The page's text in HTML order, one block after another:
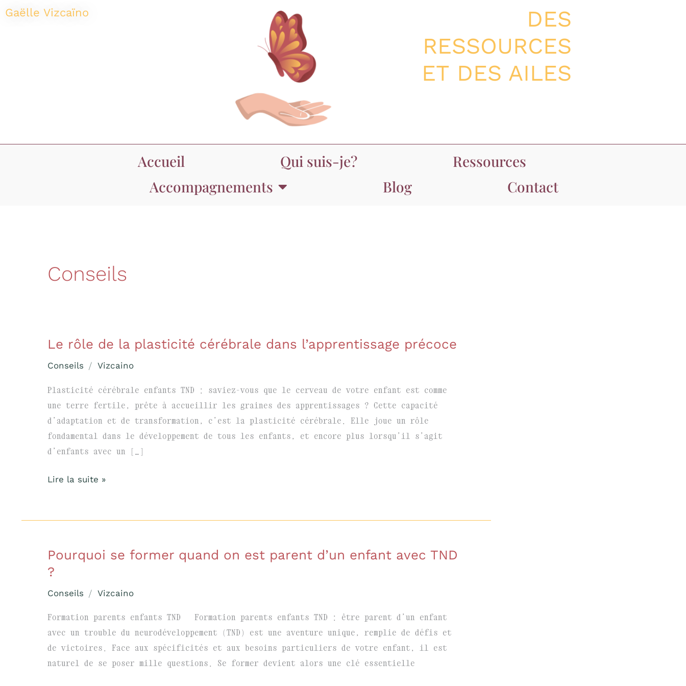
AllerGaëlle Vizcaïno
DES
RESSOURCES
ET DES AILES
Accueil Qui suis-je?
Ressources
Accompagnements
Blog Contact
Conseils
Le rôle de la plasticité cérébrale dans l’apprentissage précoce
Conseils / Vizcaino
Plasticité cérébrale enfants TND : saviez-vous que le cerveau de votre enfant est comme
une terre fertile, prête à accueillir les graines des apprentissages ? Cette capacité
d’adaptation et de transformation, c’est la plasticité cérébrale. Elle joue un rôle
fondamental dans le développement de tous les enfants, et encore plus lorsqu’il s’agit
d’enfants avec un […]
Le
la
plasticité
cérébrale
dans
l’apprentissage
Lire la suite »
Pourquoi se former quand on est parent d’un enfant avec TND
?
Conseils / Vizcaino
Formation parents enfants TND Formation parents enfants TND : être parent d’un enfant
avec un trouble du neurodéveloppement (TND) est une aventure unique, remplie de défis et
de victoires. Face aux spécificités et aux besoins particuliers de votre enfant, il est
naturel de se poser mille questions. Se former devient alors une clé essentielle
Pourquoi
se
quand
on
est
parent
d’un